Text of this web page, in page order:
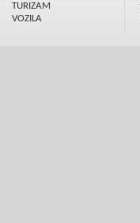
TURIZAM
VOZILA